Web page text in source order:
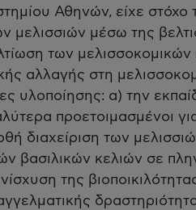
Αθηνών, είχε στόχο
μελισσιών μέσω της
των
αλλαγής στη
υλοποίησης: α) την
προετοιμασμένοι
διαχείριση των
βασιλικών κελιών σε
της